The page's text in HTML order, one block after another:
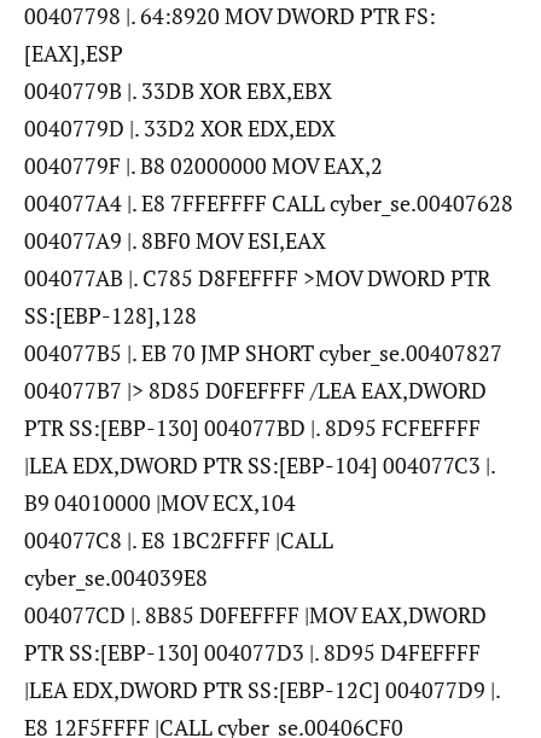
00407798 |. 64:8920 MOV DWORD PTR FS:
[EAX],ESP
0040779B |. 33DB XOR EBX,EBX
0040779D |. 33D2 XOR EDX,EDX
0040779F |. B8 02000000 MOV EAX,2
004077A4 |. E8 7FFEFFFF CALL cyber_se.00407628
004077A9 |. 8BF0 MOV ESI,EAX
004077AB |. C785 D8FEFFFF >MOV DWORD PTR
SS:[EBP-128],128
004077B5 |. EB 70 JMP SHORT cyber_se.00407827
004077B7 |> 8D85 D0FEFFFF /LEA EAX,DWORD
PTR SS:[EBP-130] 004077BD |. 8D95 FCFEFFFF
|LEA EDX,DWORD PTR SS:[EBP-104] 004077C3 |.
B9 04010000 |MOV ECX,104
004077C8 |. E8 1BC2FFFF |CALL
cyber_se.004039E8
004077CD |. 8B85 D0FEFFFF |MOV EAX,DWORD
PTR SS:[EBP-130] 004077D3 |. 8D95 D4FEFFFF
|LEA EDX,DWORD PTR SS:[EBP-12C] 004077D9 |.
E8 12F5FFFF |CALL cyber_se.00406CF0